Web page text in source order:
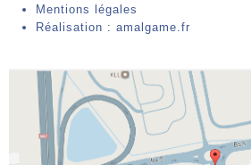
Mentions légales
Réalisation : amalgame.fr